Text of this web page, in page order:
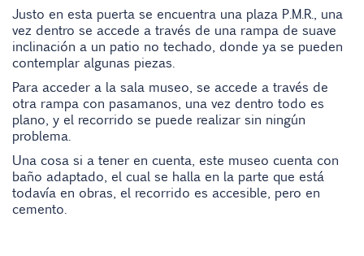
Justo en esta puerta se encuentra una plaza P.M.R., una
vez dentro se accede a través de una rampa de suave
inclinación a un patio no techado, donde ya se pueden
contemplar algunas piezas.
Para acceder a la sala museo, se accede a través de
otra rampa con pasamanos, una vez dentro todo es
plano, y el recorrido se puede realizar sin ningún
problema.
Una cosa si a tener en cuenta, este museo cuenta con
baño adaptado, el cual se halla en la parte que está
todavía en obras, el recorrido es accesible, pero en
cemento.